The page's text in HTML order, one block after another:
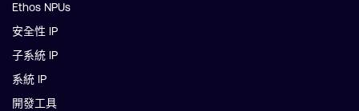
Ethos NPUs
安全性 IP
子系統 IP
系統 IP
開發工具